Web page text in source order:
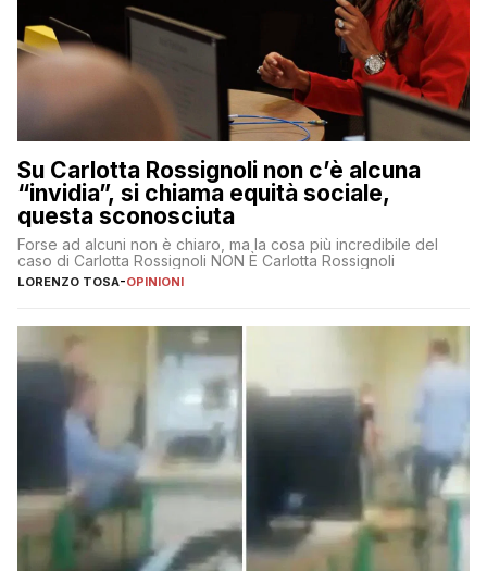
Su Carlotta Rossignoli non c’è alcuna
“invidia”, si chiama equità sociale,
questa sconosciuta
Forse ad alcuni non è chiaro, ma la cosa più incredibile del
caso di Carlotta Rossignoli NON È Carlotta Rossignoli
LORENZO TOSA-OPINIONI